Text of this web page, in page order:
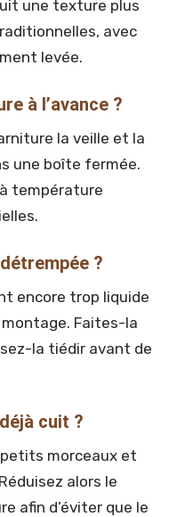
une texture plus
avec
levée.
à l’avance ?
la veille et la
une boîte fermée.
température
?
encore trop liquide
Faites-la
la tiédir avant de
cuit ?
morceaux et
alors le
afin d’éviter que le